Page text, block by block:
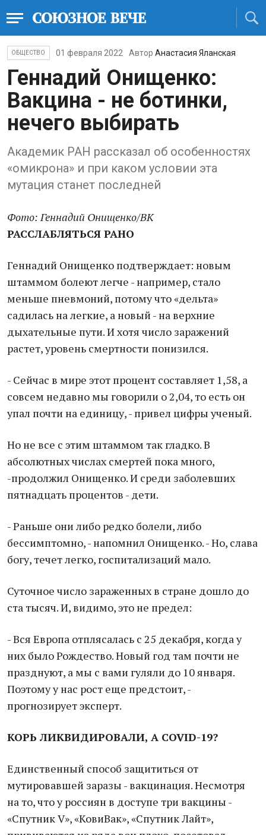
ОБЩЕСТВО 01 февраля 2022 Автор Анастасия Яланская
Геннадий Онищенко:
Вакцина - не ботинки,
нечего выбирать
Академик РАН рассказал об особенностях
«омикрона» и при каком условии эта
мутация станет последней
Фото: Геннадий Онищенко/ВК
РАССЛАБЛЯТЬСЯ РАНО
Геннадий Онищенко подтверждает: новым
штаммом болеют легче - например, стало
меньше пневмоний, потому что «дельта»
садилась на легкие, а новый - на верхние
дыхательные пути. И хотя число заражений
растет, уровень смертности понизился.
- Сейчас в мире этот процент составляет 1,58, а
совсем недавно мы говорили о 2,04, то есть он
упал почти на единицу, - привел цифры ученый.
Но не все с этим штаммом так гладко. В
абсолютных числах смертей пока много,
-продолжил Онищенко. И среди заболевших
пятнадцать процентов - дети.
- Раньше они либо редко болели, либо
бессимптомно, - напомнил Онищенко. - Но, слава
богу, течет легко, госпитализаций мало.
Суточное число зараженных в стране дошло до
ста тысяч. И, видимо, это не предел:
- Вся Европа отплясалась с 25 декабря, когда у
них было Рождество. Новый год там почти не
празднуют, а мы с вами гуляли до 10 января.
Поэтому у нас рост еще предстоит, -
прогнозирует эксперт.
КОРЬ ЛИКВИДИРОВАЛИ, А COVID-19?
Единственный способ защититься от
мутировавшей заразы - вакцинация. Несмотря
на то, что у россиян в доступе три вакцины -
«Спутник V», «КовиВак», «Спутник Лайт»,